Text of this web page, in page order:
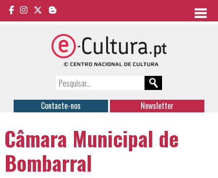
Contacte-nos Newsletter
Câmara Municipal de
Bombarral